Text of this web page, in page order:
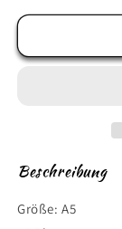
Menge
Jungle
Beschreibung
Größe: A5